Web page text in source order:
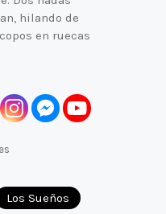
hilando de
en ruecas
Los Sueños